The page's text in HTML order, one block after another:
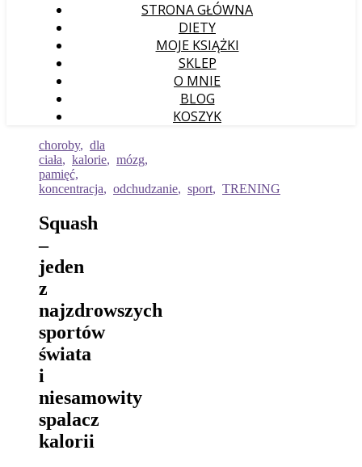
STRONA GŁÓWNA
DIETY
MOJE KSIĄŻKI
SKLEP
O MNIE
BLOG
KOSZYK
choroby, dla
ciała, kalorie, mózg,
pamięć,
koncentracja, odchudzanie, sport, TRENING
Squash
–
jeden
z
najzdrowszych
sportów
świata
i
niesamowity
spalacz
kalorii